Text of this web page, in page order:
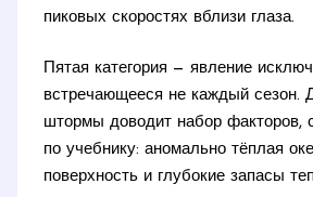
пиковых скоростях вблизи глаза.
Пятая категория — явление
встречающееся не каждый сезон.
штормы доводит набор факторов,
по учебнику: аномально тёплая
поверхность и глубокие запасы